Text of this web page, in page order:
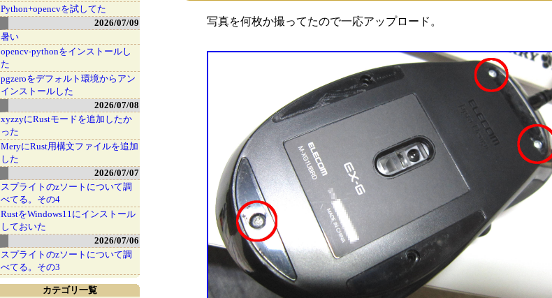
写真を何枚か撮ってたので一応アップロード。
Python+opencvを試してた
2026/07/09
暑い
opencv-pythonをインストールし
た
pgzeroをデフォルト環境からアン
インストールした
2026/07/08
xyzzyにRustモードを追加したか
った
MeryにRust用構文ファイルを追加
した
2026/07/07
スプライトのzソートについて調
べてる。その4
RustをWindows11にインストール
しておいた
2026/07/06
スプライトのzソートについて調
べてる。その3
カテゴリ一覧